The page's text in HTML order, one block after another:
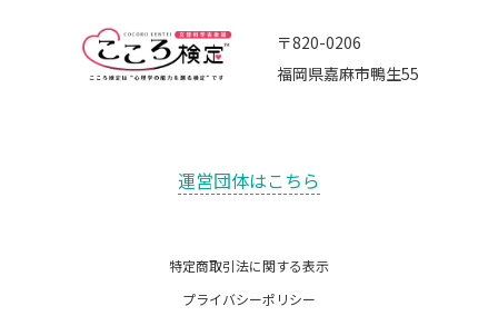
〒820-0206
福岡県嘉麻市鴨生55
運営団体はこちら
特定商取引法に関する表示
プライバシーポリシー